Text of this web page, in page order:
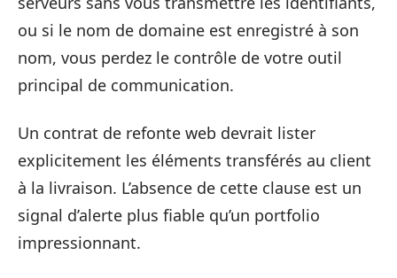
ou si le nom de domaine est enregistré à son
nom, vous perdez le contrôle de votre outil
principal de communication.
Un contrat de refonte web devrait lister
explicitement les éléments transférés au client
à la livraison. L’absence de cette clause est un
signal d’alerte plus fiable qu’un portfolio
impressionnant.